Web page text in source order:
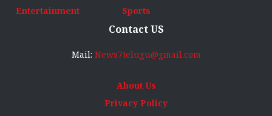
Entertainment
Sports
Contact US
Mail: News7telugu@gmail.com
About Us
Privacy Policy